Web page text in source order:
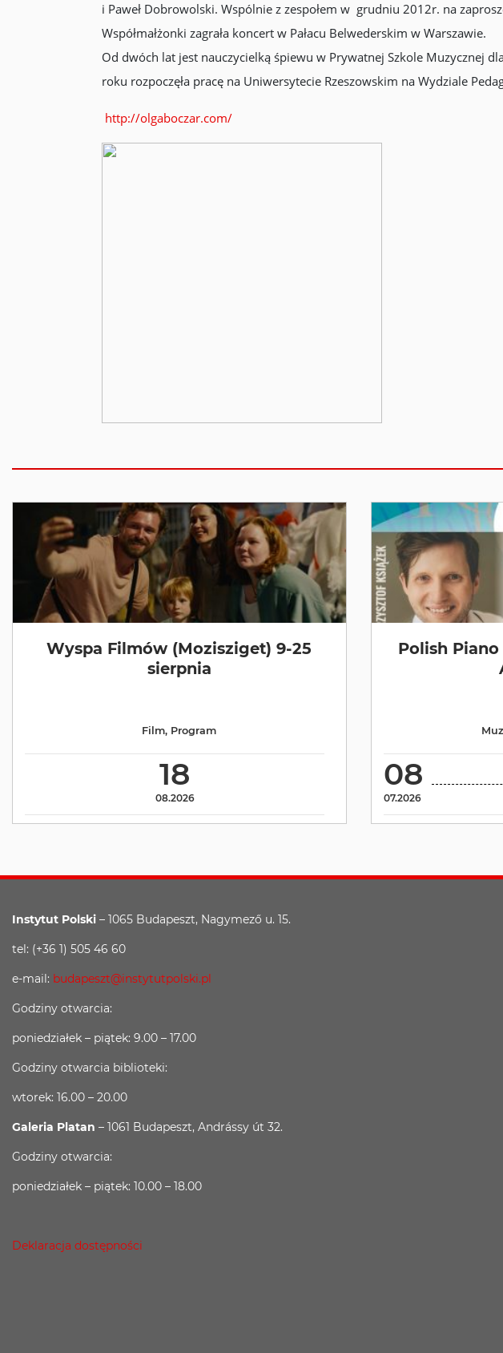
i Paweł Dobrowolski. Wspólnie z zespołem w grudniu 2012r. na
Współmałżonki zagrała koncert w Pałacu Belwederskim w Warszawie.
Od dwóch lat jest nauczycielką śpiewu w Prywatnej Szkole Muzycznej
roku rozpoczęła pracę na Uniwersytecie Rzeszowskim na Wydziale
http://olgaboczar.com/
Wyspa Filmów (Mozisziget) 9-25
sierpnia
18
08.2026
Film, Program
Polish
08
07.2026
Instytut Polski – 1065 Budapeszt, Nagymező u. 15.
tel: (+36 1) 505 46 60
e-mail: budapeszt@instytutpolski.pl
Godziny otwarcia:
poniedziałek – piątek: 9.00 – 17.00
Godziny otwarcia biblioteki:
wtorek: 16.00 – 20.00
Galeria Platan – 1061 Budapeszt, Andrássy út 32.
Godziny otwarcia:
poniedziałek – piątek: 10.00 – 18.00
Deklaracja dostępności